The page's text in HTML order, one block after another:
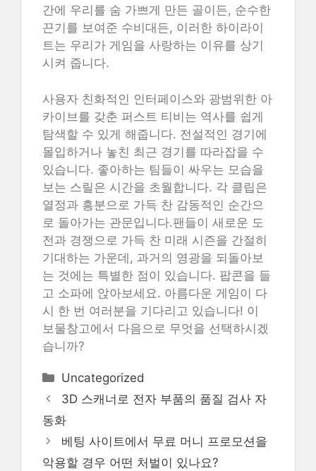
간에 우리를 숨 가쁘게 만든 골이든, 순수한
끈기를 보여준 수비대든, 이러한 하이라이
트는 우리가 게임을 사랑하는 이유를 상기
시켜 줍니다.
사용자 친화적인 인터페이스와 광범위한 아
카이브를 갖춘 퍼스트 티비는 역사를 쉽게
탐색할 수 있게 해줍니다. 전설적인 경기에
몰입하거나 놓친 최근 경기를 따라잡을 수
있습니다. 좋아하는 팀들이 싸우는 모습을
보는 스릴은 시간을 초월합니다. 각 클립은
열정과 흥분으로 가득 찬 감동적인 순간으
로 돌아가는 관문입니다.팬들이 새로운 도
전과 경쟁으로 가득 찬 미래 시즌을 간절히
기대하는 가운데, 과거의 영광을 되돌아보
는 것에는 특별한 점이 있습니다. 팝콘을 들
고 소파에 앉아보세요. 아름다운 게임이 다
시 한 번 여러분을 기다리고 있습니다! 이
보물창고에서 다음으로 무엇을 선택하시겠
습니까?
Categories
Uncategorized
3D 스캐너로 전자 부품의 품질 검사 자
동화
베팅 사이트에서 무료 머니 프로모션을
악용할 경우 어떤 처벌이 있나요?